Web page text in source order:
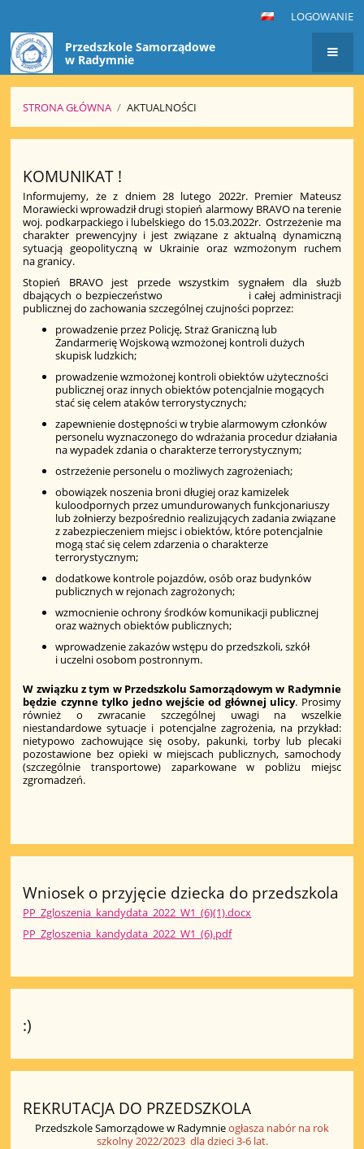
LOGOWANIE
Przedszkole Samorządowe
w Radymnie
STRONA GŁÓWNA / AKTUALNOŚCI
KOMUNIKAT !
Informujemy, że z dniem 28 lutego 2022r. Premier Mateusz
Morawiecki wprowadził drugi stopień alarmowy BRAVO na terenie
woj. podkarpackiego i lubelskiego do 15.03.2022r. Ostrzeżenie ma
charakter prewencyjny i jest związane z aktualną dynamiczną
sytuacją geopolityczną w Ukrainie oraz wzmożonym ruchem
na granicy.
Stopień BRAVO jest przede wszystkim sygnałem dla służb
dbających o bezpieczeństwo i całej administracji
publicznej do zachowania szczególnej czujności poprzez:
prowadzenie przez Policję, Straż Graniczną lub
Żandarmerię Wojskową wzmożonej kontroli dużych
skupisk ludzkich;
prowadzenie wzmożonej kontroli obiektów użyteczności
publicznej oraz innych obiektów potencjalnie mogących
stać się celem ataków terrorystycznych;
zapewnienie dostępności w trybie alarmowym członków
personelu wyznaczonego do wdrażania procedur działania
na wypadek zdania o charakterze terrorystycznym;
ostrzeżenie personelu o możliwych zagrożeniach;
obowiązek noszenia broni długiej oraz kamizelek
kuloodpornych przez umundurowanych funkcjonariuszy
lub żołnierzy bezpośrednio realizujących zadania związane
z zabezpieczeniem miejsc i obiektów, które potencjalnie
mogą stać się celem zdarzenia o charakterze
terrorystycznym;
dodatkowe kontrole pojazdów, osób oraz budynków
publicznych w rejonach zagrożonych;
wzmocnienie ochrony środków komunikacji publicznej
oraz ważnych obiektów publicznych;
wprowadzenie zakazów wstępu do przedszkoli, szkół
i uczelni osobom postronnym.
W związku z tym w Przedszkolu Samorządowym w Radymnie
będzie czynne tylko jedno wejście od głównej ulicy. Prosimy
również o zwracanie szczególnej uwagi na wszelkie
niestandardowe sytuacje i potencjalne zagrożenia, na przykład:
nietypowo zachowujące się osoby, pakunki, torby lub plecaki
pozostawione bez opieki w miejscach publicznych, samochody
(szczególnie transportowe) zaparkowane w pobliżu miejsc
zgromadzeń.
Wniosek o przyjęcie dziecka do przedszkola
PP_Zgloszenia_kandydata_2022_W1_(6)(1).docx
PP_Zgloszenia_kandydata_2022_W1_(6).pdf
:)
REKRUTACJA DO PRZEDSZKOLA
Przedszkole Samorządowe w Radymnieogłasza nabór na rok
szkolny 2022/2023 dla dzieci 3-6 lat.